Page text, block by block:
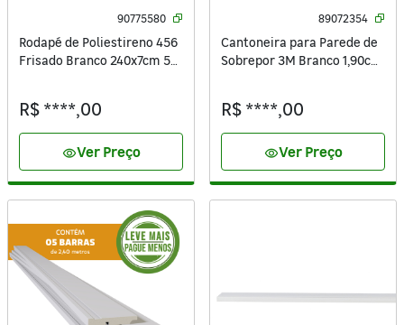
90775580
Rodapé de Poliestireno 456
Frisado Branco 240x7cm 5
R$ ****,00
visibilityVer Preço
89072354
Cantoneira para Parede de
Sobrepor 3M Branco 1,90cm
R$ ****,00
visibilityVer Preço